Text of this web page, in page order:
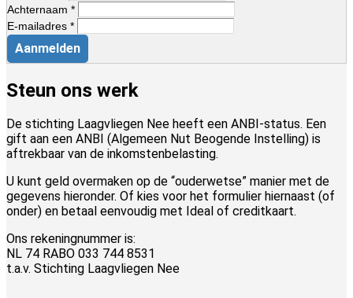
Achternaam *
E-mailadres *
Aanmelden
Steun ons werk
De stichting Laagvliegen Nee heeft een ANBI-status. Een
gift aan een ANBI (Algemeen Nut Beogende Instelling) is
aftrekbaar van de inkomstenbelasting.
U kunt geld overmaken op de “ouderwetse” manier met de
gegevens hieronder. Of kies voor het formulier hiernaast (of
onder) en betaal eenvoudig met Ideal of creditkaart.
Ons rekeningnummer is:
NL 74 RABO 033 744 8531
t.a.v. Stichting Laagvliegen Nee